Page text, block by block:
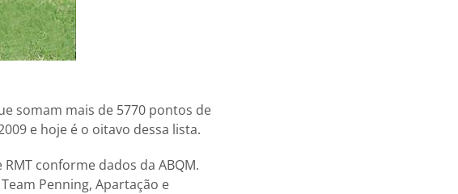
somam mais de 5770 pontos de
e hoje é o oitavo dessa lista.
conforme dados da ABQM.
Penning, Apartação e